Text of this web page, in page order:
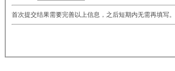
首次提交结果需要完善以上信息，之后短期内无需再填写。